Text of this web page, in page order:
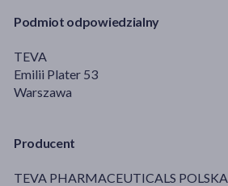
Podmiot odpowiedzialny
TEVA
Emilii Plater 53
Warszawa
Producent
TEVA PHARMACEUTICALS POLSKA